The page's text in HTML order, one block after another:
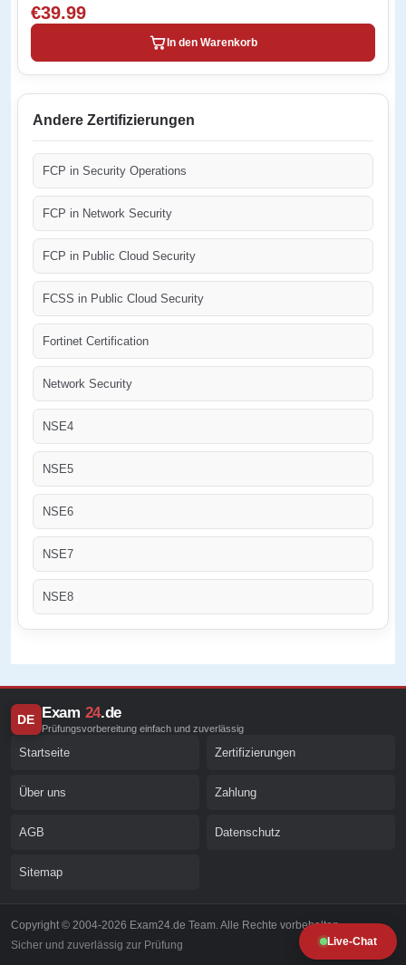
Live-Chat
€39.99
In den Warenkorb
Andere Zertifizierungen
FCP in Security Operations
FCP in Network Security
FCP in Public Cloud Security
FCSS in Public Cloud Security
Fortinet Certification
Network Security
NSE4
NSE5
NSE6
NSE7
NSE8
DE Exam 24.de
Prüfungsvorbereitung einfach und zuverlässig
Startseite Zertifizierungen
Über uns Zahlung
AGB Datenschutz
Sitemap
Copyright © 2004-2026 Exam24.de Team. Alle Rechte vorbehalten.
Sicher und zuverlässig zur Prüfung